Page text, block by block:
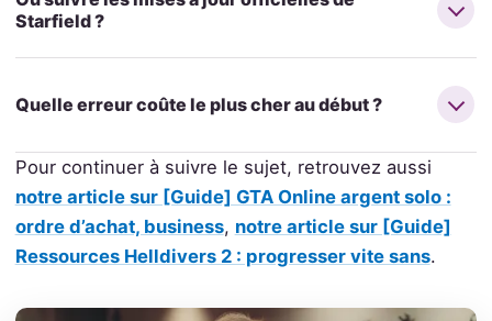
Starfield ?
Quelle erreur coûte le plus cher au début ?
Pour continuer à suivre le sujet, retrouvez aussi
notre article sur [Guide] GTA Online argent solo :
ordre d’achat, business, notre article sur [Guide]
Ressources Helldivers 2 : progresser vite sans.